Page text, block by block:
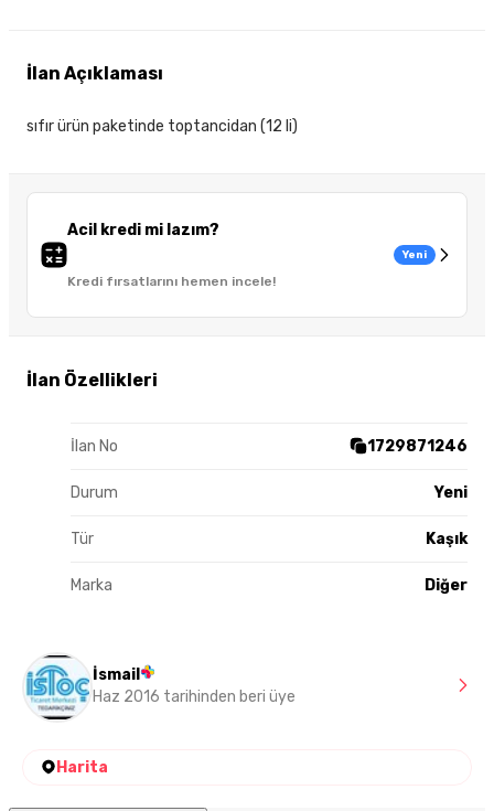
Acil kredi mi lazım?
Kredi fırsatlarını hemen incele!
Yeni
İlan Özellikleri
İlan No 1729871246
Durum Yeni
Tür Kaşık
Marka Diğer
İlan Açıklaması
sıfır ürün paketinde toptancidan (12 li)
İsmail
Haz 2016 tarihinden beri üye
Harita